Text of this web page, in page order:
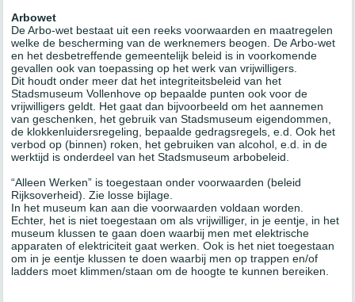
Arbowet
De Arbo-wet bestaat uit een reeks voorwaarden en maatregelen
welke de bescherming van de werknemers beogen. De Arbo-wet
en het desbetreffende gemeentelijk beleid is in voorkomende
gevallen ook van toepassing op het werk van vrijwilligers.
Dit houdt onder meer dat het integriteitsbeleid van het
Stadsmuseum Vollenhove op bepaalde punten ook voor de
vrijwilligers geldt. Het gaat dan bijvoorbeeld om het aannemen
van geschenken, het gebruik van Stadsmuseum eigendommen,
de klokkenluidersregeling, bepaalde gedragsregels, e.d. Ook het
verbod op (binnen) roken, het gebruiken van alcohol, e.d. in de
werktijd is onderdeel van het Stadsmuseum arbobeleid.
“Alleen Werken” is toegestaan onder voorwaarden (beleid
Rijksoverheid). Zie losse bijlage.
In het museum kan aan die voorwaarden voldaan worden.
Echter, het is niet toegestaan om als vrijwilliger, in je eentje, in het
museum klussen te gaan doen waarbij men met elektrische
apparaten of elektriciteit gaat werken. Ook is het niet toegestaan
om in je eentje klussen te doen waarbij men op trappen en/of
ladders moet klimmen/staan om de hoogte te kunnen bereiken.